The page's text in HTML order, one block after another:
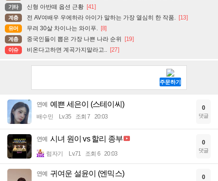
기타 신형 아반떼 옵션 근황 [41]
계층 전 AV여배우 우에하라 아이가 말하는 가장 열심히 한 작품. [13]
유머 무려 30살 차이나는 와이푸. [8]
계층 중국인들이 뽑은 가장 나쁜 나라 순위 [19]
이슈 비온다고하면 계곡가지말라고.. [27]
연예 예쁜 세은이 (스테이씨)
배수민 Lv.35 조회 7 20:03
0
댓글
연예 시녀 원이 vs 할리 종부
럼자기 Lv.71 조회 6 20:03
0
댓글
연예 귀여운 설윤이 (엔믹스) 0